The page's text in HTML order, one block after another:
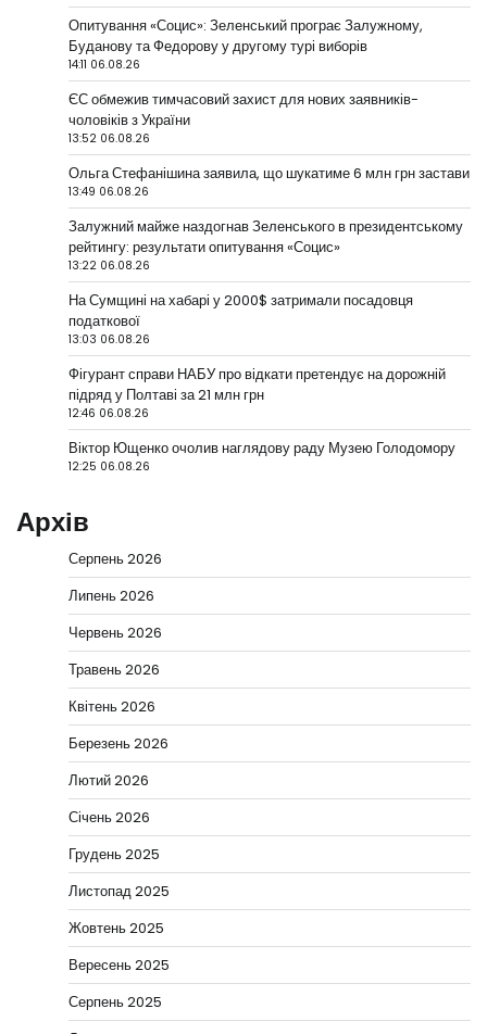
Опитування «Социс»: Зеленський програє Залужному,
Буданову та Федорову у другому турі виборів
14:11 06.08.26
ЄС обмежив тимчасовий захист для нових заявників-
чоловіків з України
13:52 06.08.26
Ольга Стефанішина заявила, що шукатиме 6 млн грн застави
13:49 06.08.26
Залужний майже наздогнав Зеленського в президентському
рейтингу: результати опитування «Социс»
13:22 06.08.26
На Сумщині на хабарі у 2000$ затримали посадовця
податкової
13:03 06.08.26
Фігурант справи НАБУ про відкати претендує на дорожній
підряд у Полтаві за 21 млн грн
12:46 06.08.26
Віктор Ющенко очолив наглядову раду Музею Голодомору
12:25 06.08.26
Архів
Серпень 2026
Липень 2026
Червень 2026
Травень 2026
Квітень 2026
Березень 2026
Лютий 2026
Січень 2026
Грудень 2025
Листопад 2025
Жовтень 2025
Вересень 2025
Серпень 2025